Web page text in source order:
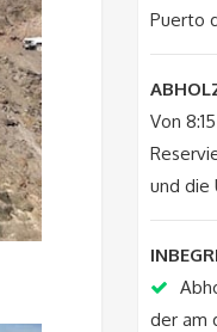
Puerto
Von
und die
der am